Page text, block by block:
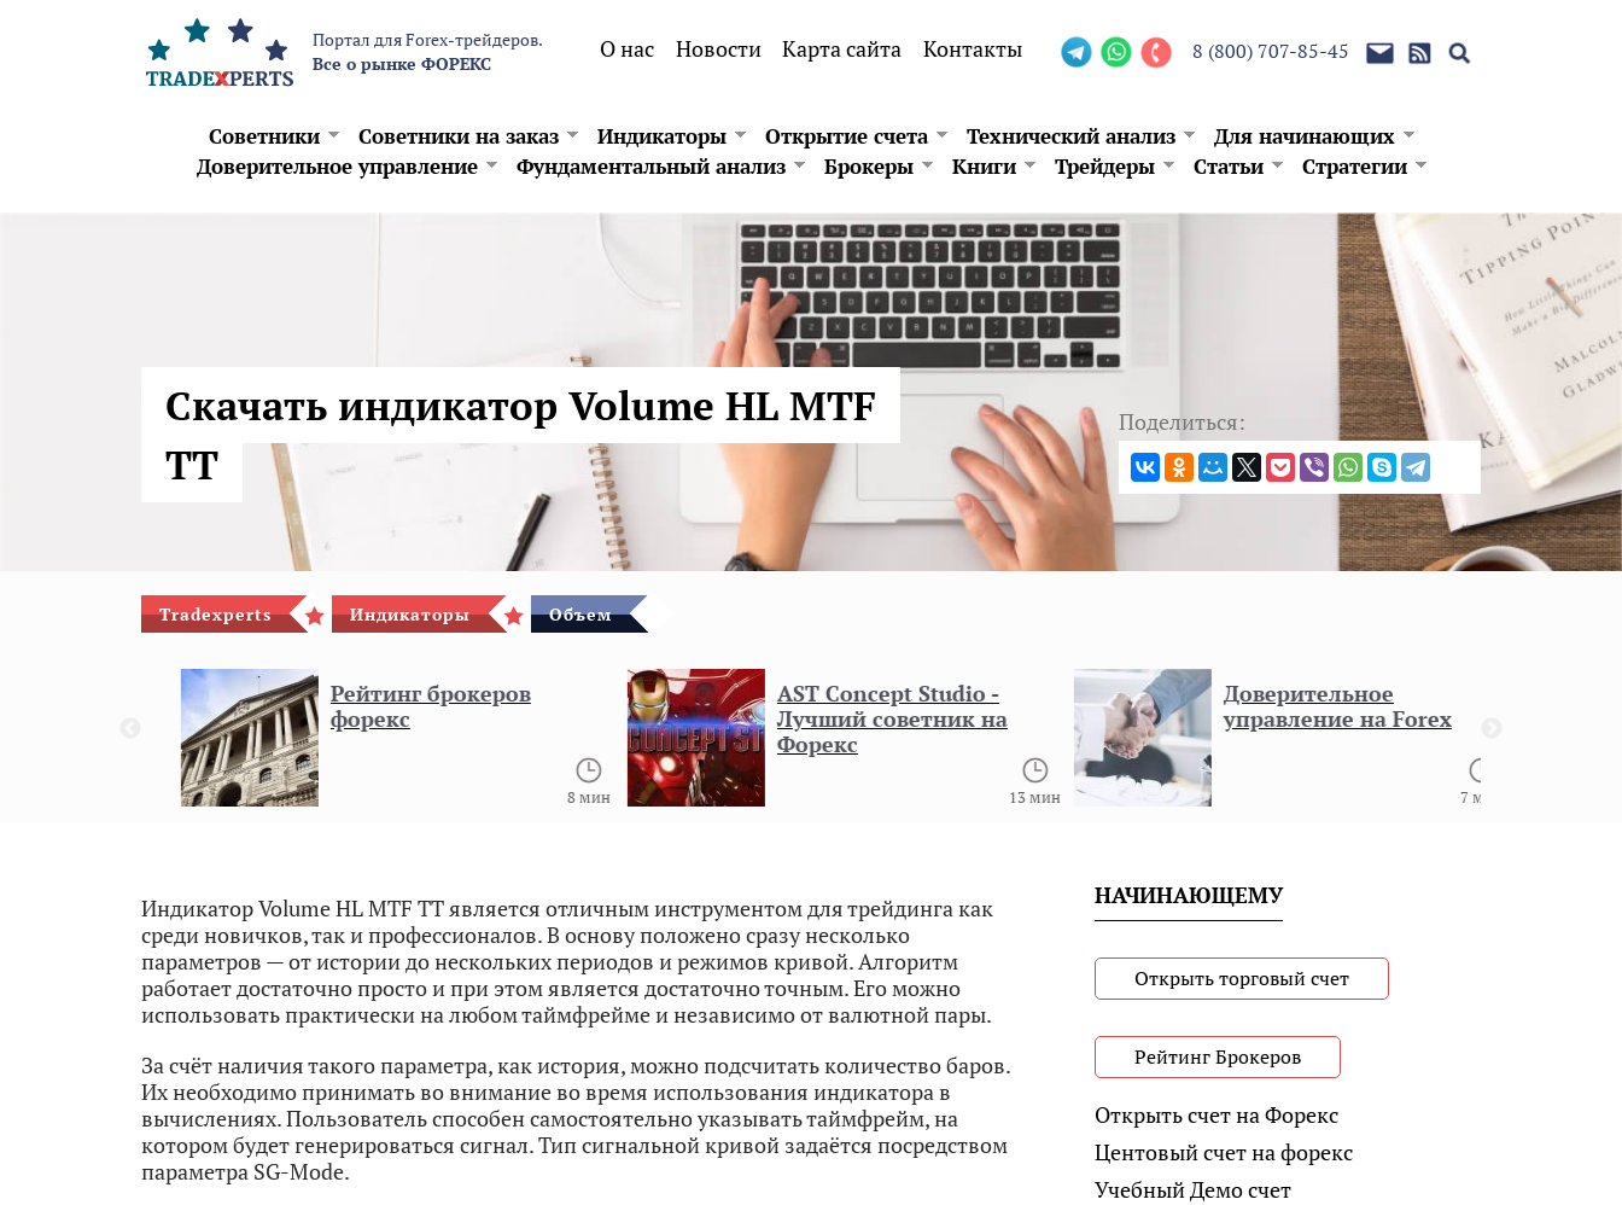
Перейти к основному содержанию
Портал для Forex-трейдеров.
Все о рынке ФОРЕКС
О нас Новости Карта сайта Контакты 8 (800) 707-85-45
Советники Советники на заказ Индикаторы Открытие счета Технический анализ
Для начинающих
Доверительное управление
Фундаментальный анализ Брокеры Книги Трейдеры Статьи Стратегии
Скачать индикатор Volume HL MTF
TT
Поделиться:
Tradexperts Индикаторы Объем
Рейтинг брокеров
форекс
8 мин
AST Concept Studio -
Лучший советник на
Форекс
13 мин
Доверительное
управление на Forex
7 мин
Индикатор Volume HL MTF TT является отличным инструментом для трейдинга как
среди новичков, так и профессионалов. В основу положено сразу несколько
параметров — от истории до нескольких периодов и режимов кривой. Алгоритм
работает достаточно просто и при этом является достаточно точным. Его можно
использовать практически на любом таймфрейме и независимо от валютной пары.
За счёт наличия такого параметра, как история, можно подсчитать количество баров.
Их необходимо принимать во внимание во время использования индикатора в
вычислениях. Пользователь способен самостоятельно указывать таймфрейм, на
котором будет генерироваться сигнал. Тип сигнальной кривой задаётся посредством
параметра SG-Mode.
НАЧИНАЮЩЕМУ
Открыть торговый счет
Рейтинг Брокеров
Открыть счет на Форекс
Центовый счет на форекс
Учебный Демо счет